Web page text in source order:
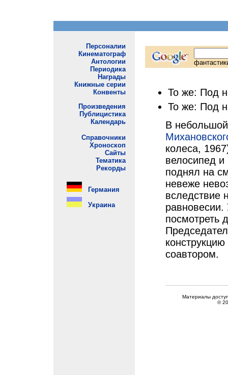
То же: Под
То же: Под
В
колеса,
велосипед и
поднял на
невеже
вследствие
посмотреть
соавтором.